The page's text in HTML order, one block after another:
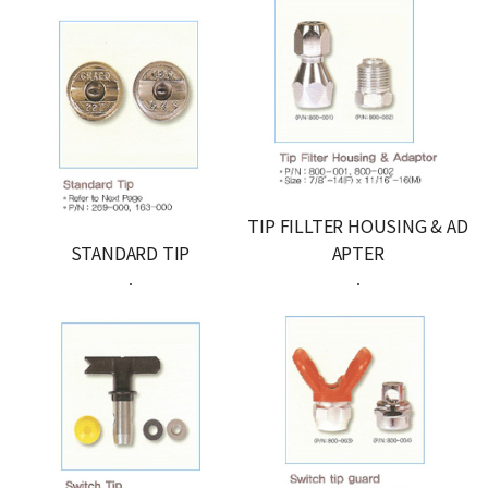
STANDARD TIP
.
TIP FILLTER HOUSING & AD
APTER
.